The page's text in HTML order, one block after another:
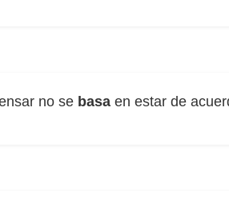
no se basa en estar de